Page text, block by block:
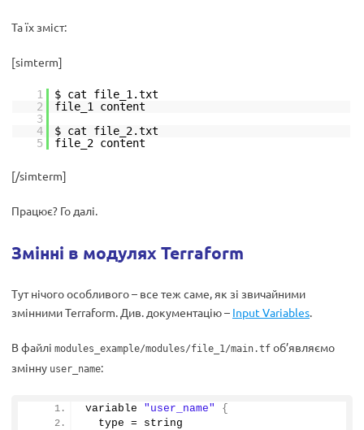
Та їх зміст:
[simterm]
1
$ cat file_1.txt
2
file_1 content
3
4
$ cat file_2.txt
5
file_2 content
[/simterm]
Працює? Го далі.
Змінні в модулях Terraform
Тут нічого особливого – все теж саме, як зі звичайними
змінними Terraform. Див. документацію – Input Variables.
В файлі modules_example/modules/file_1/main.tf об’являємо
змінну user_name:
variable "user_name"
{
  type = string